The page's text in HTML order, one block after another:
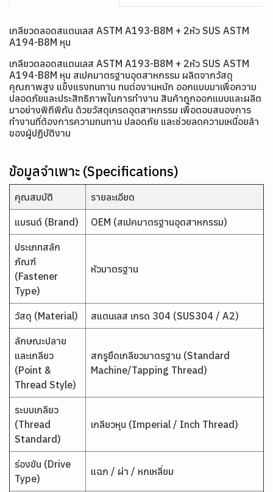
เกลียวตลอดสแตนเลส ASTM A193-B8M + 2หัว SUS ASTM
A194-B8M หุน
เกลียวตลอดสแตนเลส ASTM A193-B8M + 2หัว SUS ASTM
A194-B8M หุน สเปคมาตรฐานอุตสาหกรรม ผลิตจากวัสดุ
คุณภาพสูง แข็งแรงทนทาน ทนต่องานหนัก ออกแบบมาเพื่อความ
ปลอดภัยและประสิทธิภาพในการทำงาน สินค้าถูกออกแบบและผลิต
มาอย่างพิถีพิถัน ด้วยวัสดุเกรดอุตสาหกรรม เพื่อตอบสนองการ
ทำงานที่ต้องการความทนทาน ปลอดภัย และช่วยลดความเหนื่อยล้า
ของผู้ปฏิบัติงาน
ข้อมูลจำเพาะ (Specifications)
คุณสมบัติ รายละเอียด
แบรนด์ (Brand) OEM (สเปคมาตรฐานอุตสาหกรรม)
ประเภทสลัก
ภัณฑ์
(Fastener
Type)
หัวมาตรฐาน
วัสดุ (Material) สแตนเลส เกรด 304 (SUS304 / A2)
ลักษณะปลาย
และเกลียว
(Point &
Thread Style)
สกรูยึดเกลียวมาตรฐาน (Standard
Machine/Tapping Thread)
ระบบเกลียว
(Thread
Standard)
เกลียวหุน (Imperial / Inch Thread)
ร่องขัน (Drive
Type)
แฉก / ผ่า / หกเหลี่ยม